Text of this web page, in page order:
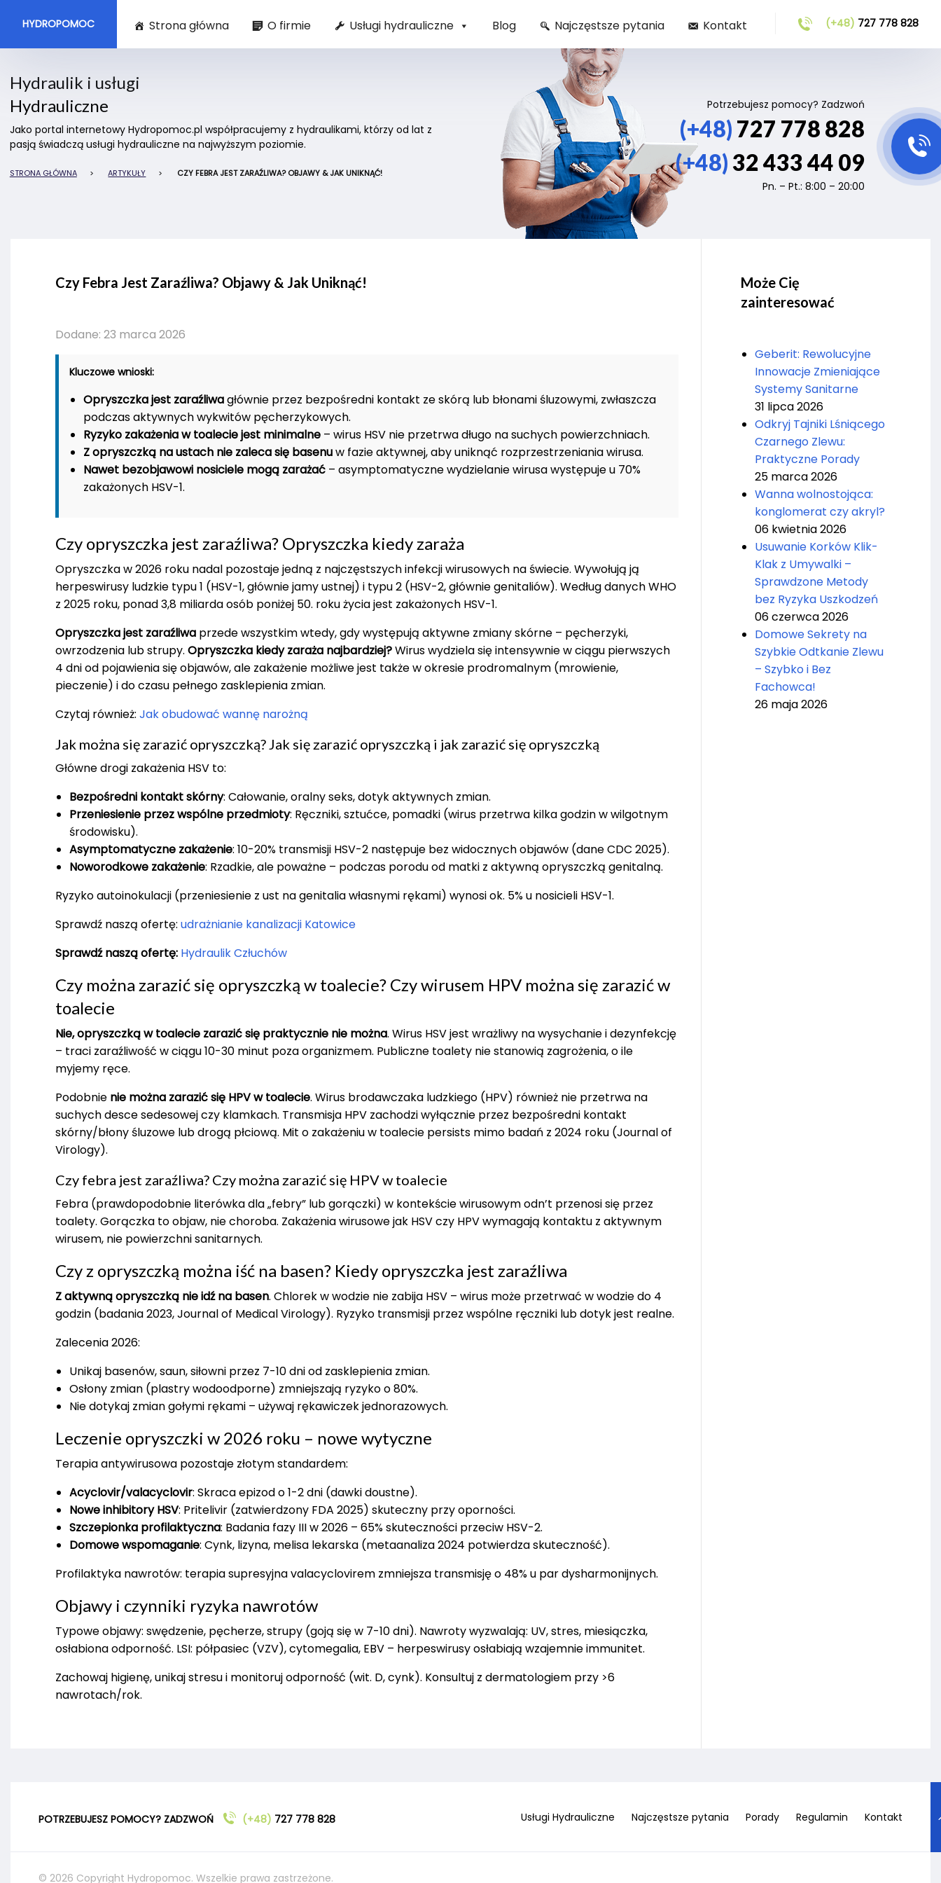
HYDROPOMOC (+48) 727 778 828
Strona główna O firmie Usługi hydrauliczne Blog Najczęstsze pytania Kontakt
Hydraulik i usługi
Hydrauliczne
Jako portal internetowy Hydropomoc.pl współpracujemy z hydraulikami, którzy od lat z
pasją świadczą usługi hydrauliczne na najwyższym poziomie.
STRONA GŁÓWNA > ARTYKUŁY > CZY FEBRA JEST ZARAŹLIWA? OBJAWY & JAK UNIKNĄĆ!
Potrzebujesz pomocy? Zadzwoń
(+48) 727 778 828
(+48) 32 433 44 09
Pn. – Pt.: 8:00 – 20:00
Czy Febra Jest Zaraźliwa? Objawy & Jak Uniknąć!
Dodane: 23 marca 2026
Kluczowe wnioski:
Opryszczka jest zaraźliwagłównie przez bezpośredni kontakt ze skórą lub błonami śluzowymi, zwłaszcza
podczas aktywnych wykwitów pęcherzykowych.
Ryzyko zakażenia w toalecie jest minimalne – wirus HSV nie przetrwa długo na suchych powierzchniach.
Z opryszczką na ustach nie zaleca się basenuw fazie aktywnej, aby uniknąć rozprzestrzeniania wirusa.
Nawet bezobjawowi nosiciele mogą zarażać – asymptomatyczne wydzielanie wirusa występuje u 70%
zakażonych HSV-1.
Czy opryszczka jest zaraźliwa? Opryszczka kiedy zaraża
Opryszczka w 2026 roku nadal pozostaje jedną z najczęstszych infekcji wirusowych na świecie. Wywołują ją
herpeswirusy ludzkie typu 1 (HSV-1, głównie jamy ustnej) i typu 2 (HSV-2, głównie genitaliów). Według danych WHO
z 2025 roku, ponad 3,8 miliarda osób poniżej 50. roku życia jest zakażonych HSV-1.
Opryszczka jest zaraźliwa przede wszystkim wtedy, gdy występują aktywne zmiany skórne – pęcherzyki,
owrzodzenia lub strupy. Opryszczka kiedy zaraża najbardziej?Wirus wydziela się intensywnie w ciągu pierwszych
4 dni od pojawienia się objawów, ale zakażenie możliwe jest także w okresie prodromalnym (mrowienie,
pieczenie) i do czasu pełnego zasklepienia zmian.
Czytaj również: Jak obudować wannę narożną
Jak można się zarazić opryszczką? Jak się zarazić opryszczką i jak zarazić się opryszczką
Główne drogi zakażenia HSV to:
Bezpośredni kontakt skórny: Całowanie, oralny seks, dotyk aktywnych zmian.
Przeniesienie przez wspólne przedmioty: Ręczniki, sztućce, pomadki (wirus przetrwa kilka godzin w wilgotnym
środowisku).
Asymptomatyczne zakażenie: 10-20% transmisji HSV-2 następuje bez widocznych objawów (dane CDC 2025).
Noworodkowe zakażenie: Rzadkie, ale poważne – podczas porodu od matki z aktywną opryszczką genitalną.
Ryzyko autoinokulacji (przeniesienie z ust na genitalia własnymi rękami) wynosi ok. 5% u nosicieli HSV-1.
Sprawdź naszą ofertę: udrażnianie kanalizacji Katowice
Sprawdź naszą ofertę: Hydraulik Człuchów
Czy można zarazić się opryszczką w toalecie? Czy wirusem HPV można się zarazić w
toalecie
Nie, opryszczką w toalecie zarazić się praktycznie nie można. Wirus HSV jest wrażliwy na wysychanie i dezynfekcję
– traci zaraźliwość w ciągu 10-30 minut poza organizmem. Publiczne toalety nie stanowią zagrożenia, o ile
myjemy ręce.
Podobnie nie można zarazić się HPV w toalecie. Wirus brodawczaka ludzkiego (HPV) również nie przetrwa na
suchych desce sedesowej czy klamkach. Transmisja HPV zachodzi wyłącznie przez bezpośredni kontakt
skórny/błony śluzowe lub drogą płciową. Mit o zakażeniu w toalecie persists mimo badań z 2024 roku (Journal of
Virology).
Czy febra jest zaraźliwa? Czy można zarazić się HPV w toalecie
Febra (prawdopodobnie literówka dla „febry” lub gorączki) w kontekście wirusowym odn’t przenosi się przez
toalety. Gorączka to objaw, nie choroba. Zakażenia wirusowe jak HSV czy HPV wymagają kontaktu z aktywnym
wirusem, nie powierzchni sanitarnych.
Czy z opryszczką można iść na basen? Kiedy opryszczka jest zaraźliwa
Z aktywną opryszczką nie idź na basen. Chlorek w wodzie nie zabija HSV – wirus może przetrwać w wodzie do 4
godzin (badania 2023, Journal of Medical Virology). Ryzyko transmisji przez wspólne ręczniki lub dotyk jest realne.
Zalecenia 2026:
Unikaj basenów, saun, siłowni przez 7-10 dni od zasklepienia zmian.
Osłony zmian (plastry wodoodporne) zmniejszają ryzyko o 80%.
Nie dotykaj zmian gołymi rękami – używaj rękawiczek jednorazowych.
Leczenie opryszczki w 2026 roku – nowe wytyczne
Terapia antywirusowa pozostaje złotym standardem:
Acyclovir/valacyclovir: Skraca epizod o 1-2 dni (dawki doustne).
Nowe inhibitory HSV: Pritelivir (zatwierdzony FDA 2025) skuteczny przy oporności.
Szczepionka profilaktyczna: Badania fazy III w 2026 – 65% skuteczności przeciw HSV-2.
Domowe wspomaganie: Cynk, lizyna, melisa lekarska (metaanaliza 2024 potwierdza skuteczność).
Profilaktyka nawrotów: terapia supresyjna valacyclovirem zmniejsza transmisję o 48% u par dysharmonijnych.
Objawy i czynniki ryzyka nawrotów
Typowe objawy: swędzenie, pęcherze, strupy (goją się w 7-10 dni). Nawroty wyzwalają: UV, stres, miesiączka,
osłabiona odporność. LSI: półpasiec (VZV), cytomegalia, EBV – herpeswirusy osłabiają wzajemnie immunitet.
Zachowaj higienę, unikaj stresu i monitoruj odporność (wit. D, cynk). Konsultuj z dermatologiem przy >6
nawrotach/rok.
Może Cię
zainteresować
Geberit: Rewolucyjne
Innowacje Zmieniające
Systemy Sanitarne
31 lipca 2026
Odkryj Tajniki Lśniącego
Czarnego Zlewu:
Praktyczne Porady
25 marca 2026
Wanna wolnostojąca:
konglomerat czy akryl?
06 kwietnia 2026
Usuwanie Korków Klik-
Klak z Umywalki –
Sprawdzone Metody
bez Ryzyka Uszkodzeń
06 czerwca 2026
Domowe Sekrety na
Szybkie Odtkanie Zlewu
– Szybko i Bez
Fachowca!
26 maja 2026
POTRZEBUJESZ POMOCY? ZADZWOŃ (+48) 727 778 828 Usługi Hydrauliczne Najczęstsze pytania Porady Regulamin Kontakt
© 2026 Copyright Hydropomoc. Wszelkie prawa zastrzeżone.